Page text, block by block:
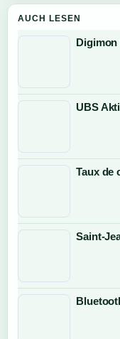
AUCH LESEN
Digimon
UBS
Taux de
Saint-